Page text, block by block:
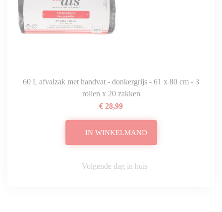
60 L afvalzak met handvat - donkergrijs - 61 x 80 cm - 3
rollen x 20 zakken
€ 28,99
IN WINKELMAND
Volgende dag in huis